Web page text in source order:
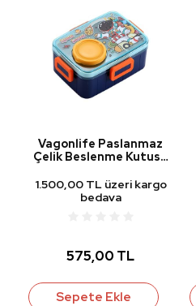
Vagonlife Paslanmaz
Çelik Beslenme Kutusu
1.500,00 TL üzeri kargo
bedava
575,00 TL
Sepete Ekle